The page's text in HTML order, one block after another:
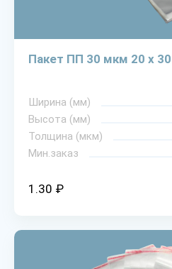
Пакет ПП 30 мкм 20 х 30
Ширина (мм)
Высота (мм)
Толщина (мкм)
Мин.заказ
1.30 ₽